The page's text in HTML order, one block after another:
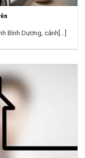
Bình Dương, cảnh[...]